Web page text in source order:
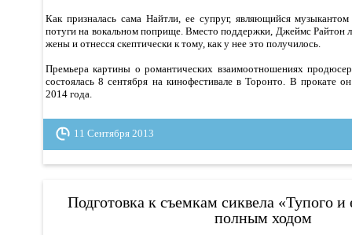
Как призналась сама Найтли, ее супруг, являющийся
потуги на вокальном поприще. Вместо поддержки, Джеймс Райтон
жены и отнесся скептически к тому, как у нее это получилось.
Премьера картины о романтических взаимоотношениях
состоялась 8 сентября на кинофестивале в Торонто. В прокате
2014 года.
11 Сентября 2013
Подготовка к съемкам сиквела «Тупого и
полным ходом